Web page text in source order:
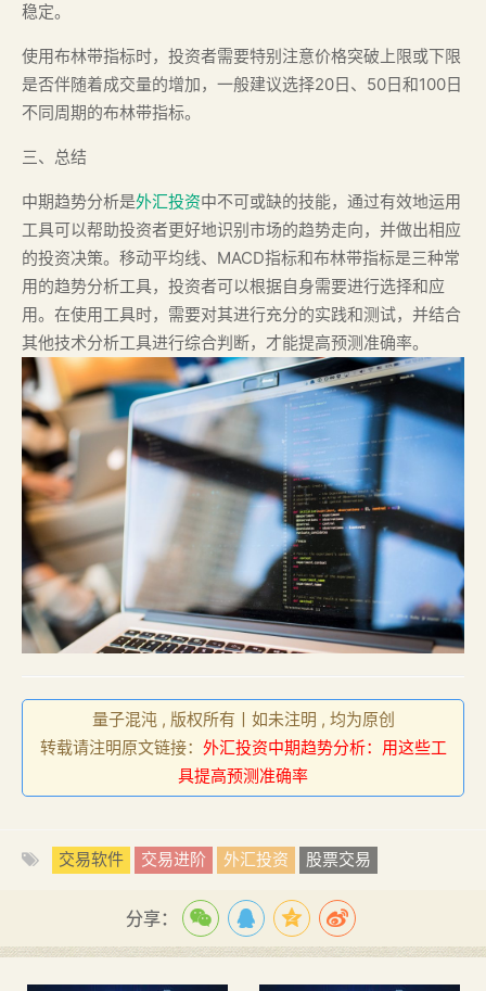
稳定。
使用布林带指标时，投资者需要特别注意价格突破上限或下限
是否伴随着成交量的增加，一般建议选择20日、50日和100日
不同周期的布林带指标。
三、总结
中期趋势分析是外汇投资中不可或缺的技能，通过有效地运用
工具可以帮助投资者更好地识别市场的趋势走向，并做出相应
的投资决策。移动平均线、MACD指标和布林带指标是三种常
用的趋势分析工具，投资者可以根据自身需要进行选择和应
用。在使用工具时，需要对其进行充分的实践和测试，并结合
其他技术分析工具进行综合判断，才能提高预测准确率。
量子混沌 , 版权所有丨如未注明 , 均为原创
转载请注明原文链接： 外汇投资中期趋势分析：用这些工
具提高预测准确率
交易软件 交易进阶 外汇投资 股票交易
分享：